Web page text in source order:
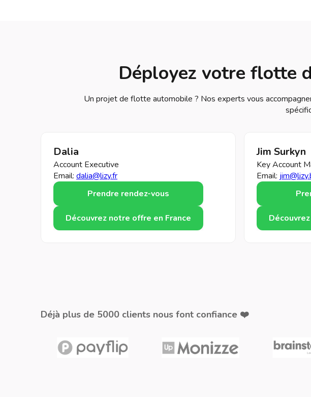
Déployez votre flotte
Un projet de flotte automobile ? Nos experts vous
Dalia
Account Executive
Email: dalia@lizy.fr
Prendre rendez-vous
Découvrez notre offre en France
Jim Surkyn
Key Account
Email:
Déjà plus de 5000 clients nous font confiance ❤️